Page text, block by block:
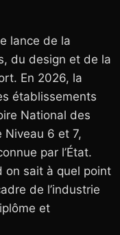
lance de la
du design et de la
En 2026, la
établissements
National des
Niveau 6 et 7,
par l’État.
on sait à quel point
de l’industrie
et